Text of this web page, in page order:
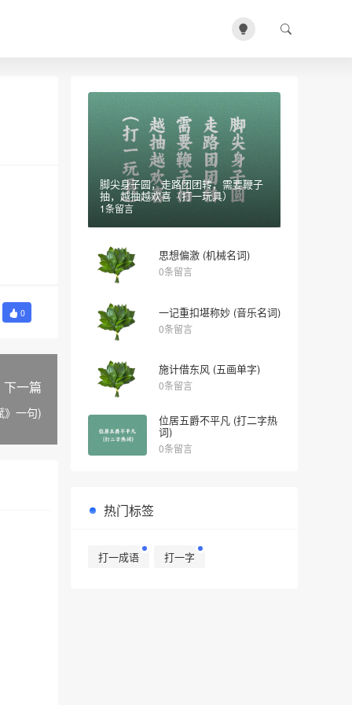
0
下一篇
》一句)
脚尖身子圆，走路团团转，需要鞭子
抽，越抽越欢喜（打一玩具）
1条留言
思想偏激 (机械名词)
0条留言
一记重扣堪称妙 (音乐名词)
0条留言
施计借东风 (五画单字)
0条留言
位居五爵不平凡 (打二字热
词)
0条留言
热门标签
打一成语 打一字